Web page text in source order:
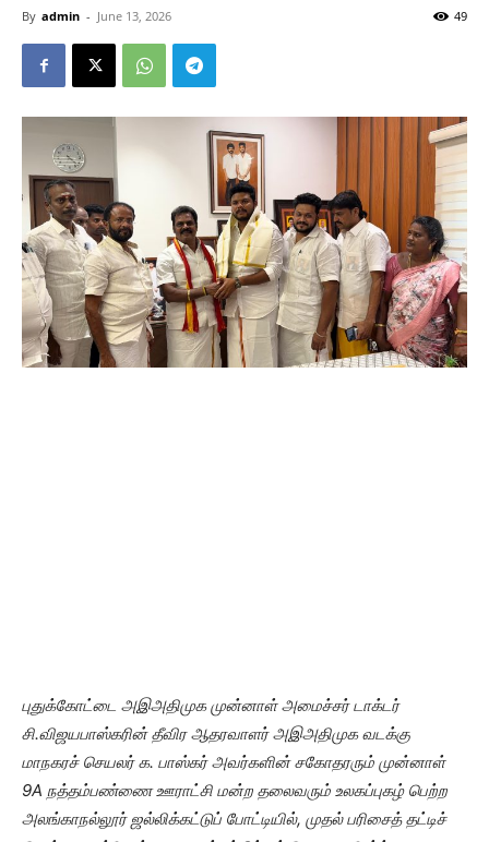
By admin - June 13, 2026 49
புதுக்கோட்டை அஇஅதிமுக முன்னாள் அமைச்சர் டாக்டர்
சி.விஜயபாஸ்கரின் தீவிர ஆதரவாளர்அஇஅதிமுக வடக்கு
மாநகரச் செயலர் க. பாஸ்கர் அவர்களின் சகோதரரும் முன்னாள்
9A நத்தம்பண்ணை ஊராட்சி மன்ற தலைவரும் உலகப்புகழ் பெற்ற
அலங்காநல்லூர் ஜல்லிக்கட்டுப் போட்டியில், முதல் பரிசைத் தட்டிச்